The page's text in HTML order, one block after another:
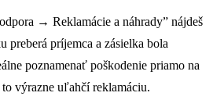
→ Reklamácie a náhrady” nájdeš
preberá príjemca a zásielka bola
poznamenať poškodenie priamo na
výrazne uľahčí reklamáciu.